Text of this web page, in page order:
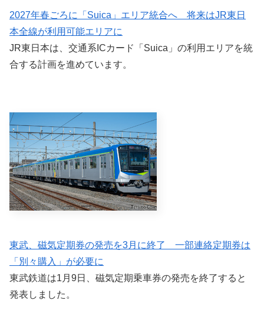
2027年春ごろに「Suica」エリア統合へ 将来はJR東日
本全線が利用可能エリアに
JR東日本は、交通系ICカード「Suica」の利用エリアを統
合する計画を進めています。
東武、磁気定期券の発売を3月に終了 一部連絡定期券は
「別々購入」が必要に
東武鉄道は1月9日、磁気定期乗車券の発売を終了すると
発表しました。